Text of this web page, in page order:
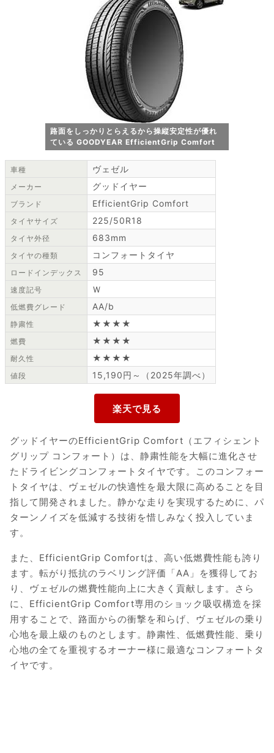
路面をしっかりとらえるから操縦安定性が優れ
ている GOODYEAR EfficientGrip Comfort
車種 ヴェゼル
メーカー グッドイヤー
ブランド EfficientGrip Comfort
タイヤサイズ 225/50R18
タイヤ外径 683mm
タイヤの種類 コンフォートタイヤ
ロードインデックス 95
速度記号 Ｗ
低燃費グレード AA/b
静粛性 ★★★★
燃費 ★★★★
耐久性 ★★★★
値段 15,190円～（2025年調べ）
グッドイヤーのEfficientGrip Comfort（エフィシェント
グリップ コンフォート）は、静粛性能を大幅に進化させ
たドライビングコンフォートタイヤです。このコンフォー
トタイヤは、ヴェゼルの快適性を最大限に高めることを目
指して開発されました。静かな走りを実現するために、パ
ターンノイズを低減する技術を惜しみなく投入していま
す。
また、EfficientGrip Comfortは、高い低燃費性能も誇り
ます。転がり抵抗のラベリング評価「AA」を獲得してお
り、ヴェゼルの燃費性能向上に大きく貢献します。さら
に、EfficientGrip Comfort専用のショック吸収構造を採
用することで、路面からの衝撃を和らげ、ヴェゼルの乗り
心地を最上級のものとします。静粛性、低燃費性能、乗り
心地の全てを重視するオーナー様に最適なコンフォートタ
イヤです。